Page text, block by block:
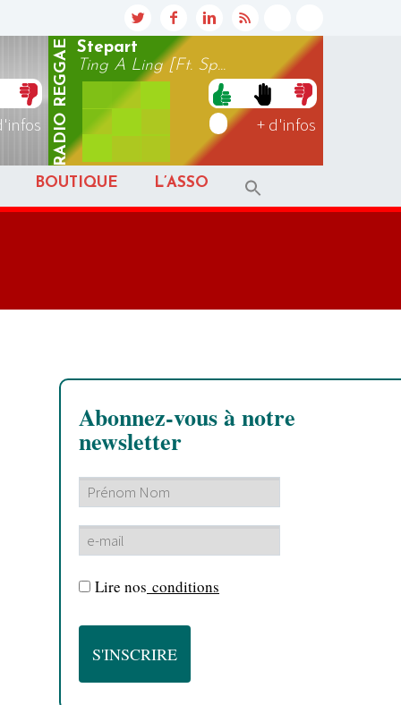
RADIO
REGGAE
Stepart
Ting A Ling [Ft. Sp...
+ d'infos
BOUTIQUE L’ASSO
Abonnez-vous à notre
newsletter
Lire nos conditions